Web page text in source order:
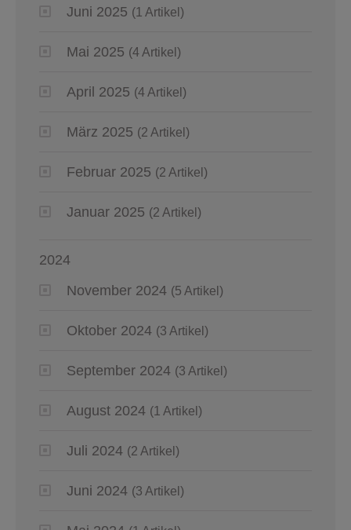
Juni 2025 (1 Artikel)
Mai 2025 (4 Artikel)
April 2025 (4 Artikel)
März 2025 (2 Artikel)
Februar 2025 (2 Artikel)
Januar 2025 (2 Artikel)
2024
November 2024 (5 Artikel)
Oktober 2024 (3 Artikel)
September 2024 (3 Artikel)
August 2024 (1 Artikel)
Juli 2024 (2 Artikel)
Juni 2024 (3 Artikel)